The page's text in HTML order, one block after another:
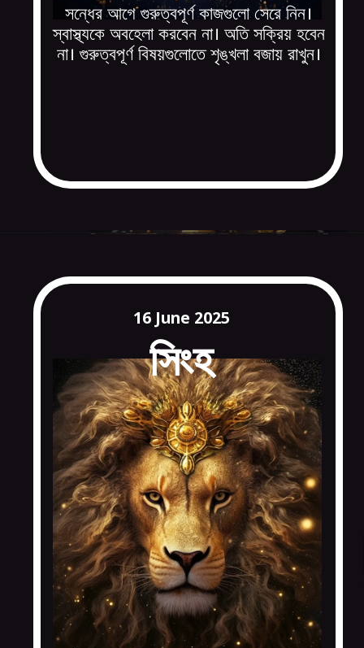
সন্ধের আগে গুরুত্বপূর্ণ কাজগুলো সেরে নিন।
স্বাস্থ্যকে অবহেলা করবেন না। অতি সক্রিয় হবেন
না। গুরুত্বপূর্ণ বিষয়গুলোতে শৃঙ্খলা বজায় রাখুন।
সিংহ
16 June 2025